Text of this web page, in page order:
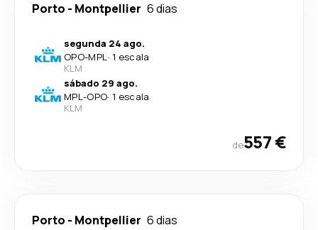
Porto - Montpellier 6 dias
segunda 24 ago.
OPO-MPL· 1 escala
KLM
sábado 29 ago.
MPL-OPO· 1 escala
KLM
de557 €
Porto - Montpellier 6 dias